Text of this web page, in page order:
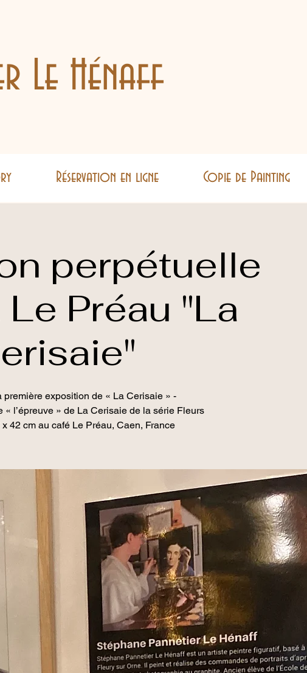
Le Hénaff
Réservation en ligne Copie de Painting
perpétuelle
Le Préau "La
première exposition de « La Cerisaie » -
« l’épreuve » de La Cerisaie de la série Fleurs
42 cm au café Le Préau, Caen, France